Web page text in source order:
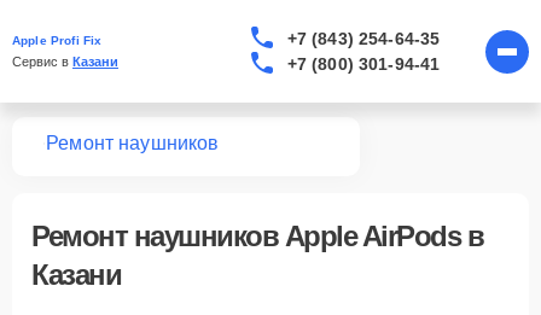
Apple Profi Fix
Сервис в Казани
+7 (843) 254-64-35
+7 (800) 301-94-41
Ремонт наушников
Ремонт наушников Apple AirPods в
Казани